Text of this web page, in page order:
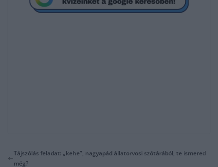
Tájszólás feladat: „kehe”, nagyapád állatorvosi szótárából, te ismered
még?